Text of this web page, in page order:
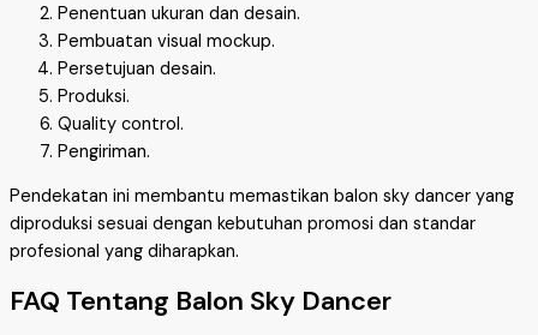
Penentuan ukuran dan desain.
Pembuatan visual mockup.
Persetujuan desain.
Produksi.
Quality control.
Pengiriman.
Pendekatan ini membantu memastikan balon sky dancer yang
diproduksi sesuai dengan kebutuhan promosi dan standar
profesional yang diharapkan.
FAQ Tentang Balon Sky Dancer